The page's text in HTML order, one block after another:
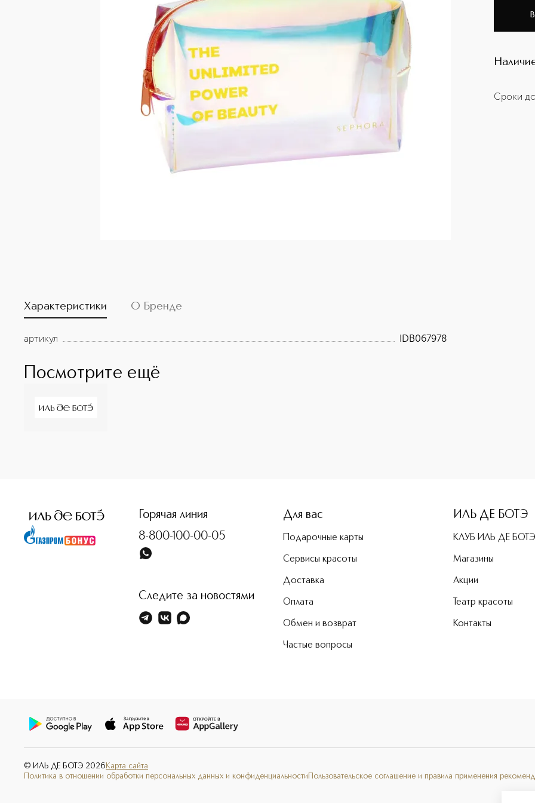
Сроки
Характеристики О Бренде
артикул IDB067978
Посмотрите ещё
Горячая линия
8-800-100-00-05
Следите за новостями
Для вас
Подарочные карты
Сервисы красоты
Доставка
Оплата
Обмен и возврат
Частые вопросы
ИЛЬ ДЕ БОТЭ
КЛУБ ИЛЬ ДЕ БОТЭ
Магазины
Акции
Театр красоты
Контакты
© ИЛЬ ДЕ БОТЭ 2026 Карта сайта
Политика в отношении обработки персональных данных и конфиденциальности Пользовательское соглашение и правила применения